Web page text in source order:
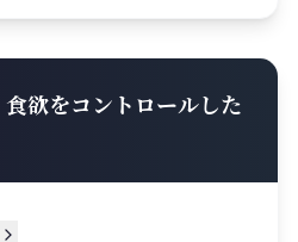
欲をコントロールした